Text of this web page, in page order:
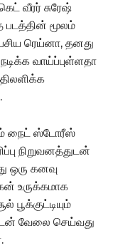
வீரர் சுரேஷ்
படத்தின் மூலம்
ரெய்னா, தனது
வாய்ப்புள்ளதா
நைட் ஸ்டோரீஸ்
நிறுவனத்துடன்
ஒரு கனவு
உருக்கமாக
பூக்குட்டியும்
வேலை செய்வது